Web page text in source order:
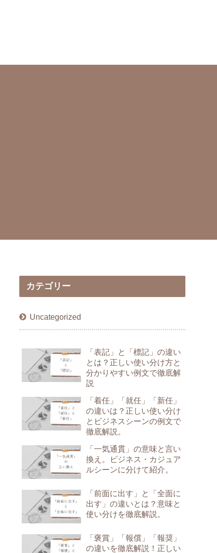
カテゴリー
Uncategorized
「表記」と「標記」の違い
とは？正しい使い分け方と
分かりやすい例文で徹底解
説
「着任」「就任」「新任」
の違いは？正しい使い分け
とビジネスシーンの例文で
徹底解説。
「一気通貫」の意味と言い
換え。ビジネス・カジュア
ルシーンに分けて紹介。
「前面に出す」と「全面に
出す」の違いとは？意味と
使い分けを徹底解説。
「褒賞」「報償」「報奨」
の違いを徹底解説！正しい